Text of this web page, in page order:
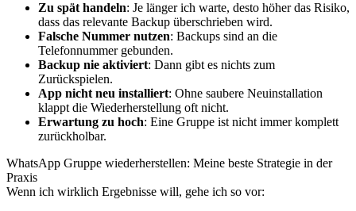
Zu spät handeln: Je länger ich warte, desto höher das Risiko,
dass das relevante Backup überschrieben wird.
Falsche Nummer nutzen: Backups sind an die
Telefonnummer gebunden.
Backup nie aktiviert: Dann gibt es nichts zum
Zurückspielen.
App nicht neu installiert: Ohne saubere Neuinstallation
klappt die Wiederherstellung oft nicht.
Erwartung zu hoch: Eine Gruppe ist nicht immer komplett
zurückholbar.
WhatsApp Gruppe wiederherstellen: Meine beste Strategie in der
Praxis
Wenn ich wirklich Ergebnisse will, gehe ich so vor: